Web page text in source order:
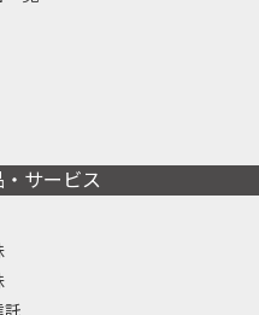
・サービス